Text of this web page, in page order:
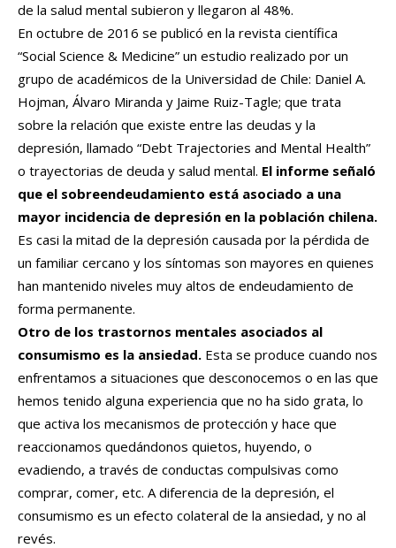
de la salud mental subieron y llegaron al 48%.
En octubre de 2016 se publicó en la revista científica
“Social Science & Medicine” un estudio realizado por un
grupo de académicos de la Universidad de Chile: Daniel A.
Hojman, Álvaro Miranda y Jaime Ruiz-Tagle; que trata
sobre la relación que existe entre las deudas y la
depresión, llamado “Debt Trajectories and Mental Health”
o trayectorias de deuda y salud mental. El informe señaló
que el sobreendeudamiento está asociado a una
mayor incidencia de depresión en la población chilena.
Es casi la mitad de la depresión causada por la pérdida de
un familiar cercano y los síntomas son mayores en quienes
han mantenido niveles muy altos de endeudamiento de
forma permanente.
Otro de los trastornos mentales asociados al
consumismo es la ansiedad. Esta se produce cuando nos
enfrentamos a situaciones que desconocemos o en las que
hemos tenido alguna experiencia que no ha sido grata, lo
que activa los mecanismos de protección y hace que
reaccionamos quedándonos quietos, huyendo, o
evadiendo, a través de conductas compulsivas como
comprar, comer, etc. A diferencia de la depresión, el
consumismo es un efecto colateral de la ansiedad, y no al
revés.